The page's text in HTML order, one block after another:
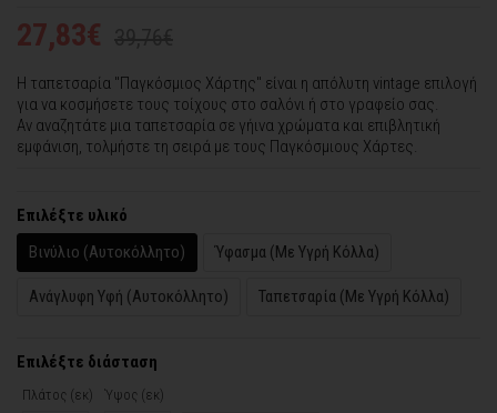
27,83€
Η ταπετσαρία "Παγκόσμιος Χάρτης" είναι η απόλυτη vintage επιλογή
για να κοσμήσετε τους τοίχους στο σαλόνι ή στο γραφείο σας.
Αν αναζητάτε μια ταπετσαρία σε γήινα χρώματα και επιβλητική
εμφάνιση, τολμήστε τη σειρά με τους Παγκόσμιους Χάρτες.
Επιλέξτε υλικό
Βινύλιο (Αυτοκόλλητο)
Ύφασμα (Με Υγρή Κόλλα)
Ανάγλυφη Υφή (Αυτοκόλλητο) Ταπετσαρία (Με Υγρή Κόλλα)
Επιλέξτε διάσταση
Πλάτος (εκ) Ύψος (εκ)